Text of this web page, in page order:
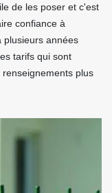
de les poser et c'est
confiance à
plusieurs années
tarifs qui sont
plus